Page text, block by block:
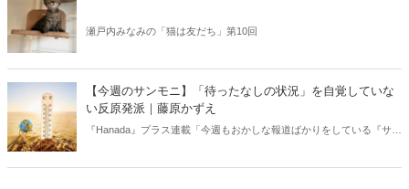
瀬戸内みなみの「猫は友だち」第10回
【今週のサンモニ】「待ったなしの状況」を自覚していな
い反原発派｜藤原かずえ
『Hanada』プラス連載「今週もおかしな報道ばかりをしている『サン